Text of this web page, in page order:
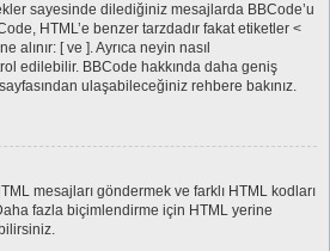
sayesinde dilediğiniz mesajlarda BBCode’u
HTML’e benzer tarzdadır fakat etiketler <
alınır: [ ve ]. Ayrıca neyin nasıl
edilebilir. BBCode hakkında daha geniş
ulaşabileceğiniz rehbere bakınız.
mesajları göndermek ve farklı HTML kodları
fazla biçimlendirme için HTML yerine